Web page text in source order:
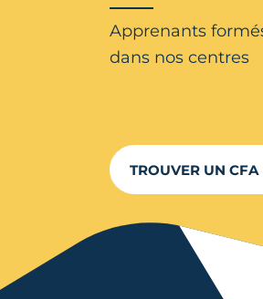
Apprenants
dans nos centres
TROUVER UN